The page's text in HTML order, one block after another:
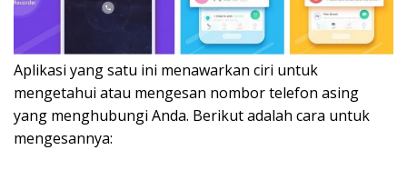
Aplikasi yang satu ini menawarkan ciri untuk
mengetahui atau mengesan nombor telefon asing
yang menghubungi Anda. Berikut adalah cara untuk
mengesannya: